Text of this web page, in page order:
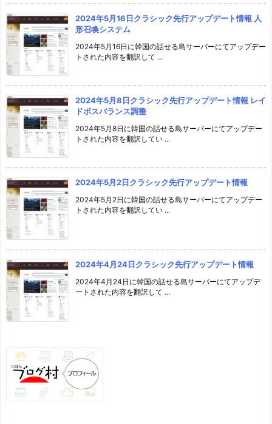
2024年5月16日クラシック先行アップデート情報 人
形召喚システム
2024年5月16日に韓国の話せる島サーバーにてアップデー
トされた内容を翻訳して ...
2024年5月8日クラシック先行アップデート情報 レイ
ドボスバランス調整
2024年5月8日に韓国の話せる島サーバーにてアップデー
トされた内容を翻訳してい ...
2024年5月2日クラシック先行アップデート情報
2024年5月2日に韓国の話せる島サーバーにてアップデー
トされた内容を翻訳してい ...
2024年4月24日クラシック先行アップデート情報
2024年4月24日に韓国の話せる島サーバーにてアップデ
ートされた内容を翻訳して ...